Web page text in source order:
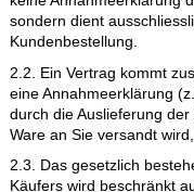
2.1. Bei Bestellungen
dem Besteller und
maxXsolutions ag die
bestätigt dies durch
Mail. Die Zusendung
keine
sondern dient
Kundenbestellung.